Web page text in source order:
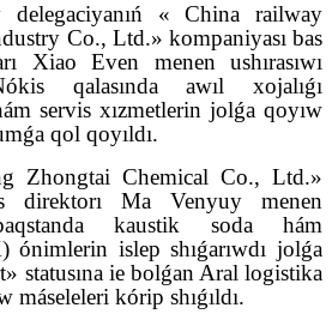
« China railway
Co., Ltd.» kompaniyası bas
Xiao Even menen ushırasıwı
qalasında awıl xojalıǵı
servis xızmetlerin jolǵa qoyıw
qol qoyıldı.
Zhongtai Chemical Co., Ltd.»
direktorı Ma Venyuy menen
kaustik soda hám
islep shıǵarıwdı jolǵa
statusına ie bolǵan Aral logistika
máseleleri kórip shıǵıldı.